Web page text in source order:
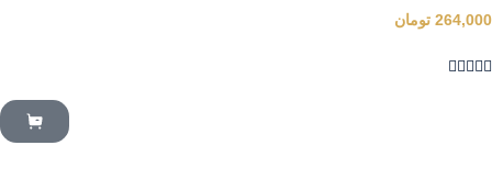
264,000 تومان
